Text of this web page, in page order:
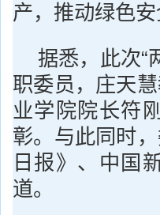
产，推动绿色安
据悉，此次“
职委员，庄天
业学院院长符
彰。与此同时
日报》、中国
道。